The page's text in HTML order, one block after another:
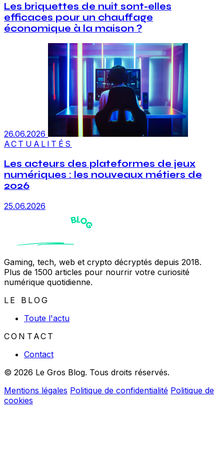
Les briquettes de nuit sont-elles
efficaces pour un chauffage
économique à la maison ?
26.06.2026
ACTUALITÉS
Les acteurs des plateformes de jeux
numériques : les nouveaux métiers de
2026
25.06.2026
Gaming, tech, web et crypto décryptés depuis 2018.
Plus de 1500 articles pour nourrir votre curiosité
numérique quotidienne.
LE BLOG
Toute l'actu
CONTACT
Contact
© 2026 Le Gros Blog. Tous droits réservés.
Mentions légales Politique de confidentialité Politique de
cookies